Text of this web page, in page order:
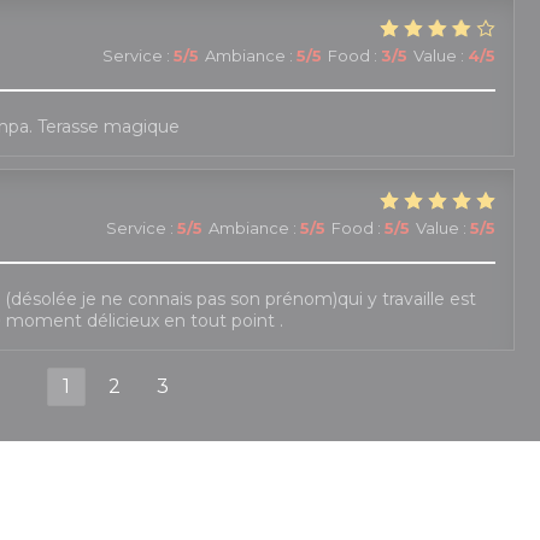
Service : 5/5 Ambiance : 5/5 Food : 3/5 Value : 4/5
Terasse magique
Service : 5/5 Ambiance : 5/5 Food : 5/5 Value : 5/5
je ne connais pas son prénom)qui y travaille est
délicieux en tout point .
1 2 3